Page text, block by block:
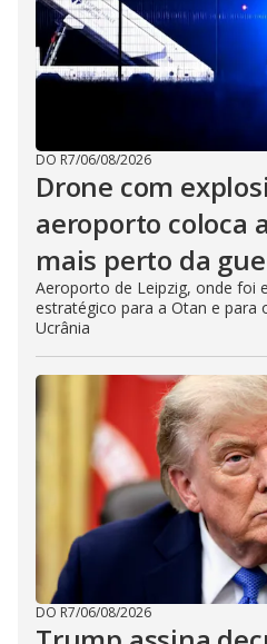
DO R7/06/08/2026
Drone com
aeroporto coloca
mais perto da
Aeroporto de Leipzig, onde foi
estratégico para a Otan e para
Ucrânia
DO R7/06/08/2026